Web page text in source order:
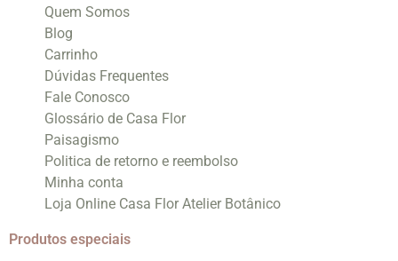
Quem Somos
Blog
Carrinho
Dúvidas Frequentes
Fale Conosco
Glossário de Casa Flor
Paisagismo
Politica de retorno e reembolso
Minha conta
Loja Online Casa Flor Atelier Botânico
Produtos especiais